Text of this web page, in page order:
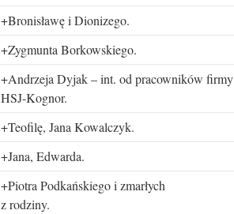
+Bronisławę i Dionizego.
+Zygmunta Borkowskiego.
+Andrzeja Dyjak – int. od pracowników firmy
HSJ-Kognor.
+Teofilę, Jana Kowalczyk.
+Jana, Edwarda.
+Piotra Podkańskiego i zmarłych
z rodziny.